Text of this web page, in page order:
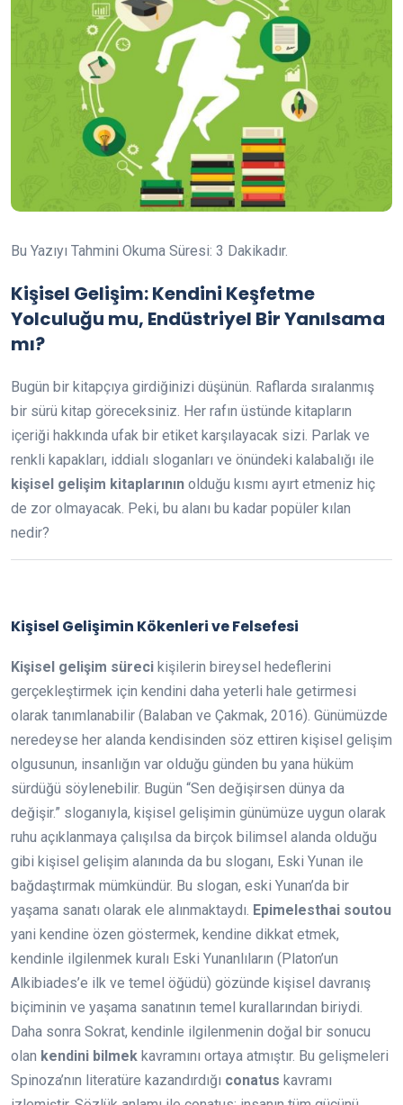
Bu Yazıyı Tahmini Okuma Süresi: 3 Dakikadır.
Kişisel Gelişim: Kendini Keşfetme
Yolculuğu mu, Endüstriyel Bir Yanılsama
mı?
Bugün bir kitapçıya girdiğinizi düşünün. Raflarda sıralanmış
bir sürü kitap göreceksiniz. Her rafın üstünde kitapların
içeriği hakkında ufak bir etiket karşılayacak sizi. Parlak ve
renkli kapakları, iddialı sloganları ve önündeki kalabalığı ile
kişisel gelişim kitaplarının olduğu kısmı ayırt etmeniz hiç
de zor olmayacak. Peki, bu alanı bu kadar popüler kılan
nedir?
Kişisel Gelişimin Kökenleri ve Felsefesi
Kişisel gelişim süreci kişilerin bireysel hedeflerini
gerçekleştirmek için kendini daha yeterli hale getirmesi
olarak tanımlanabilir (Balaban ve Çakmak, 2016). Günümüzde
neredeyse her alanda kendisinden söz ettiren kişisel gelişim
olgusunun, insanlığın var olduğu günden bu yana hüküm
sürdüğü söylenebilir. Bugün “Sen değişirsen dünya da
değişir.” sloganıyla, kişisel gelişimin günümüze uygun olarak
ruhu açıklanmaya çalışılsa da birçok bilimsel alanda olduğu
gibi kişisel gelişim alanında da bu sloganı, Eski Yunan ile
bağdaştırmak mümkündür. Bu slogan, eski Yunan’da bir
yaşama sanatı olarak ele alınmaktaydı. Epimelesthai soutou
yani kendine özen göstermek, kendine dikkat etmek,
kendinle ilgilenmek kuralı Eski Yunanlıların (Platon’un
Alkibiades’e ilk ve temel öğüdü) gözünde kişisel davranış
biçiminin ve yaşama sanatının temel kurallarından biriydi.
Daha sonra Sokrat, kendinle ilgilenmenin doğal bir sonucu
olan kendini bilmek kavramını ortaya atmıştır. Bu gelişmeleri
Spinoza’nın literatüre kazandırdığı conatus kavramı